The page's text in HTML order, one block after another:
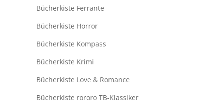
Bücherkiste Ferrante
Bücherkiste Horror
Bücherkiste Kompass
Bücherkiste Krimi
Bücherkiste Love & Romance
Bücherkiste rororo TB-Klassiker